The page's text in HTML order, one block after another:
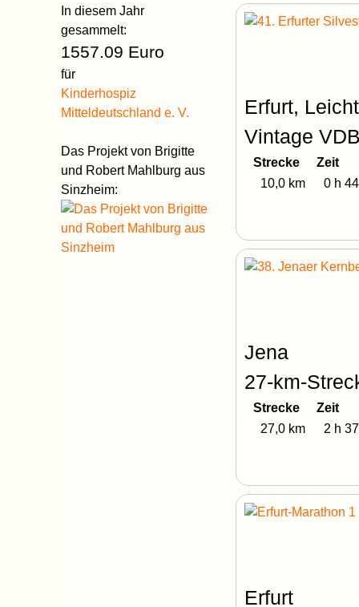
In diesem Jahr
gesammelt:
1557.09 Euro
für
Kinderhospiz
Mitteldeutschland e. V.
Das Projekt von Brigitte
und Robert Mahlburg aus
Sinzheim:
Erfurt,
Vintage
Strecke
Zeit
10,0 km
0 h
Jena
27-km-
Strecke
Zeit
27,0 km
2 h
Erfurt